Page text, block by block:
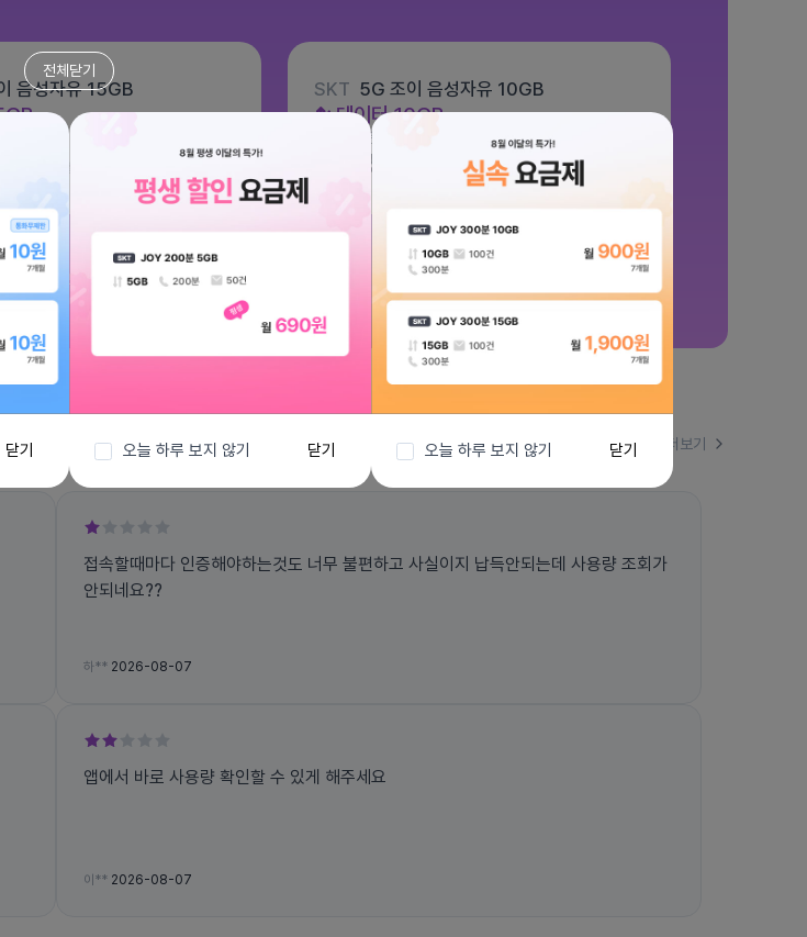
음성자유 15GB SKT 5G 조이 음성자유 10GB
데이터10GB
통화 기본제공
월 5,500원 / 평생할인
더보기
접속할때마다 인증해야하는것도 너무 불편하고 사실이지 납득안되는데 사용량 조회가
안되네요??
하** 2026-08-07
앱에서 바로 사용량 확인할 수 있게 해주세요
이** 2026-08-07
전체닫기
닫기 오늘 하루 보지 않기 닫기 오늘 하루 보지 않기 닫기